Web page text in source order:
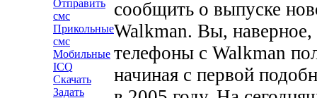
Отправить
смс
Прикольные
смс
Мобильные
ICQ
Скачать
Задать
сообщить о выпуске
Walkman. Вы,
телефоны с Walkman
начиная с первой